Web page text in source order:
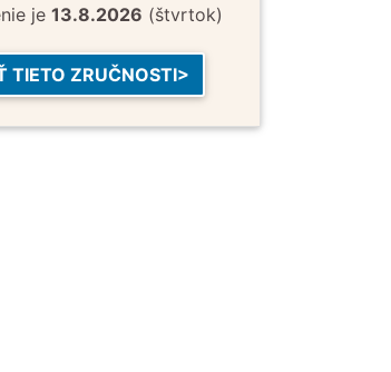
je 13.8.2026 (štvrtok)
TIETO ZRUČNOSTI>